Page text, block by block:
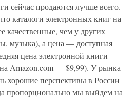
сейчас продаются лучше всего.
каталоги электронных книг на
качественные, чем у других
музыка), а цена — доступная
цена электронной книги —
Amazon.com — $9,99). У рынка
хорошие перспективы в России
пропорционально мы выйдем на